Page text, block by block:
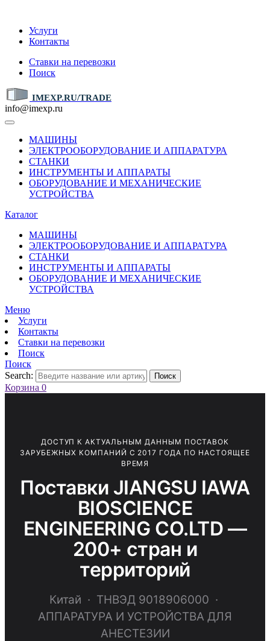
Услуги
Контакты
Ставки на перевозки
Поиск
IMEXP.RU/TRADE
info@imexp.ru
МАШИНЫ
ЭЛЕКТРООБОРУДОВАНИЕ И АППАРАТУРА
СТАНКИ
ИНСТРУМЕНТЫ И АППАРАТЫ
ОБОРУДОВАНИЕ И МЕХАНИЧЕСКИЕ
УСТРОЙСТВА
Каталог
МАШИНЫ
ЭЛЕКТРООБОРУДОВАНИЕ И АППАРАТУРА
СТАНКИ
ИНСТРУМЕНТЫ И АППАРАТЫ
ОБОРУДОВАНИЕ И МЕХАНИЧЕСКИЕ
УСТРОЙСТВА
Меню
Услуги
Контакты
Ставки на перевозки
Поиск
Поиск
Search:
Поиск
Корзина 0
ДОСТУП К АКТУАЛЬНЫМ ДАННЫМ ПОСТАВОК
ЗАРУБЕЖНЫХ КОМПАНИЙ С 2017 ГОДА ПО НАСТОЯЩЕЕ
ВРЕМЯ
Поставки JIANGSU IAWA
BIOSCIENCE
ENGINEERING CO.LTD —
200+ стран и
территорий
Китай · ТНВЭД 9018906000 ·
АППАРАТУРА И УСТРОЙСТВА ДЛЯ
АНЕСТЕЗИИ